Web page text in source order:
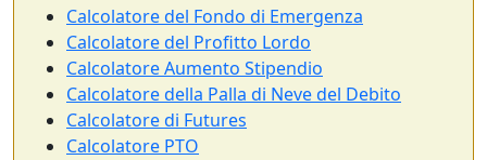
Calcolatore del Fondo di Emergenza
Calcolatore del Profitto Lordo
Calcolatore Aumento Stipendio
Calcolatore della Palla di Neve del Debito
Calcolatore di Futures
Calcolatore PTO